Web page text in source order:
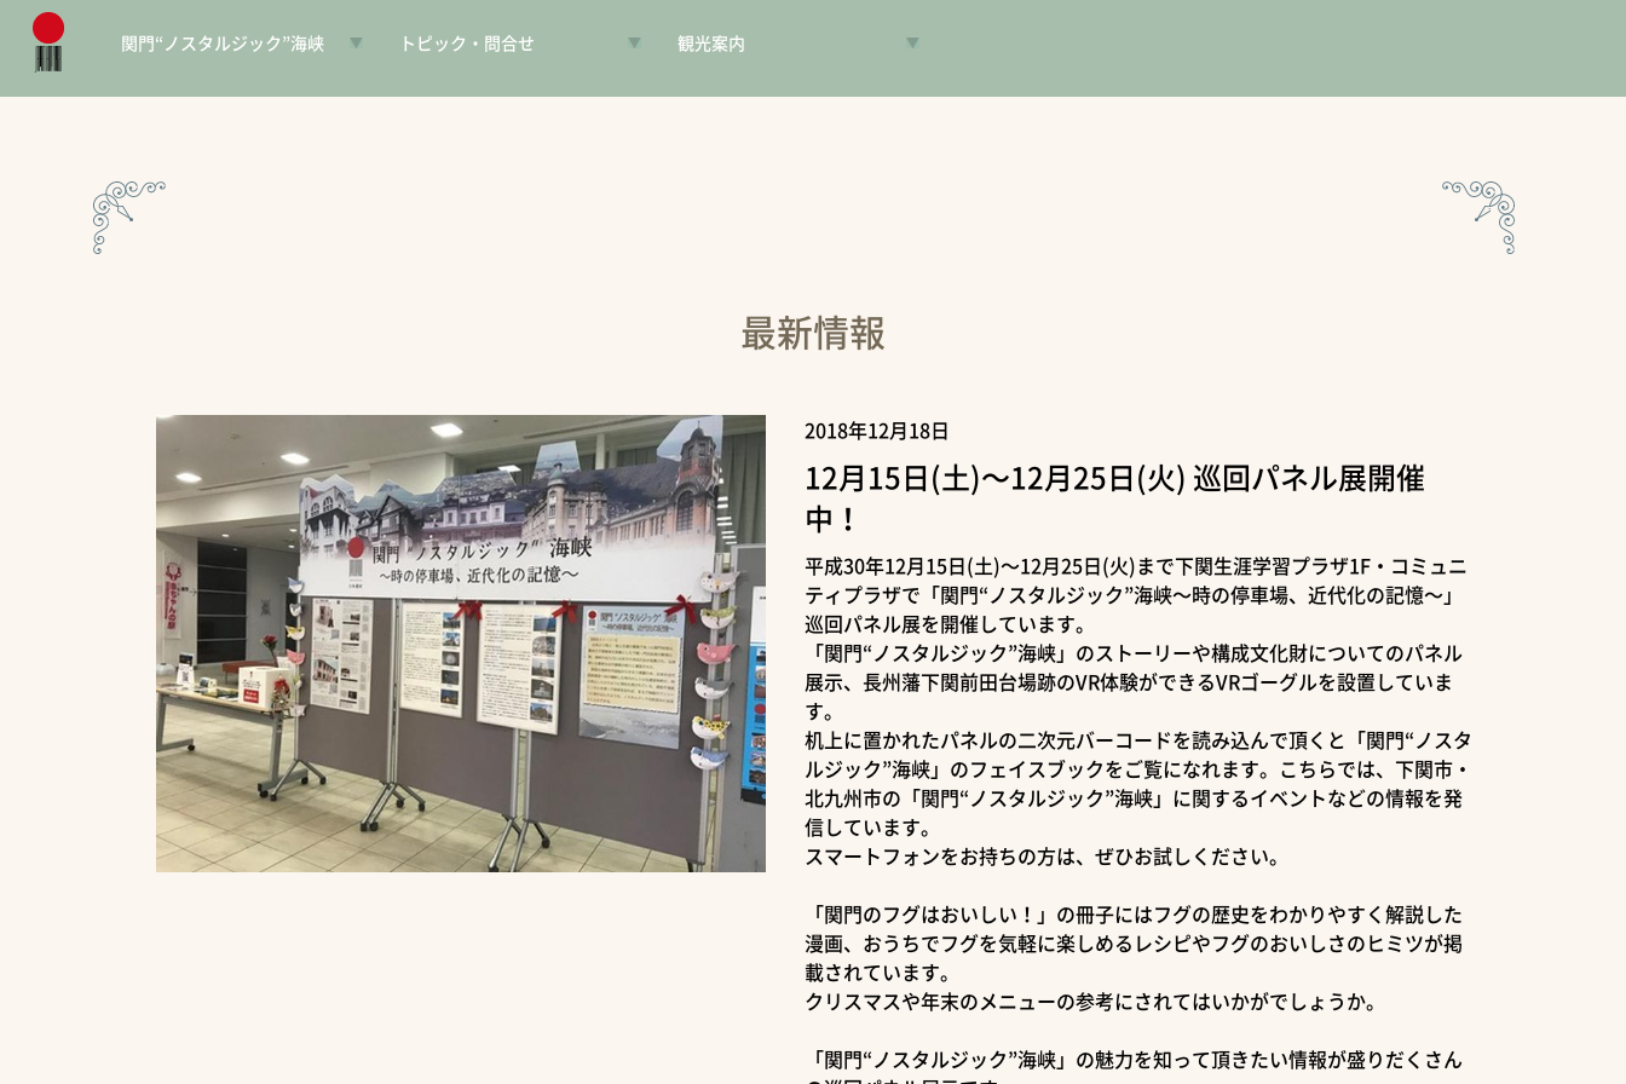
関門“ノスタルジック”海峡
日本遺産とは
トピック・問合せ
お知らせ
観光案内
VR昔旅
最新情報
2018年12月18日
12月15日(土)～12月25日(火) 巡回パネル展開催
中！
平成30年12月15日(土)～12月25日(火)まで下関生涯学習プラザ1F・コミュニ
ティプラザで「関門“ノスタルジック”海峡～時の停車場、近代化の記憶～」
巡回パネル展を開催しています。
「関門“ノスタルジック”海峡」のストーリーや構成文化財についてのパネル
展示、長州藩下関前田台場跡のVR体験ができるVRゴーグルを設置していま
す。
机上に置かれたパネルの二次元バーコードを読み込んで頂くと「関門“ノスタ
ルジック”海峡」のフェイスブックをご覧になれます。こちらでは、下関市・
北九州市の「関門“ノスタルジック”海峡」に関するイベントなどの情報を発
信しています。
スマートフォンをお持ちの方は、ぜひお試しください。
「関門のフグはおいしい！」の冊子にはフグの歴史をわかりやすく解説した
漫画、おうちでフグを気軽に楽しめるレシピやフグのおいしさのヒミツが掲
載されています。
クリスマスや年末のメニューの参考にされてはいかがでしょうか。
「関門“ノスタルジック”海峡」の魅力を知って頂きたい情報が盛りだくさん